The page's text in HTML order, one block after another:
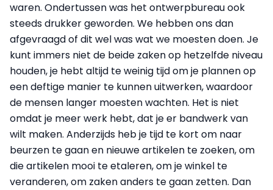
waren. Ondertussen was het ontwerpbureau ook
steeds drukker geworden. We hebben ons dan
afgevraagd of dit wel was wat we moesten doen. Je
kunt immers niet de beide zaken op hetzelfde niveau
houden, je hebt altijd te weinig tijd om je plannen op
een deftige manier te kunnen uitwerken, waardoor
de mensen langer moesten wachten. Het is niet
omdat je meer werk hebt, dat je er bandwerk van
wilt maken. Anderzijds heb je tijd te kort om naar
beurzen te gaan en nieuwe artikelen te zoeken, om
die artikelen mooi te etaleren, om je winkel te
veranderen, om zaken anders te gaan zetten. Dan